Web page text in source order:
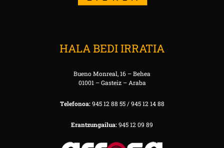
HALA BEDI IRRATIA
Bueno Monreal, 16 – Behea
01001 – Gasteiz – Araba
Telefonoa:945 12 88 55 / 945 12 14 88
Erantzungailua:945 12 09 89